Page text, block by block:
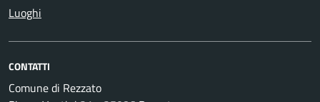
Luoghi
CONTATTI
Comune di Rezzato